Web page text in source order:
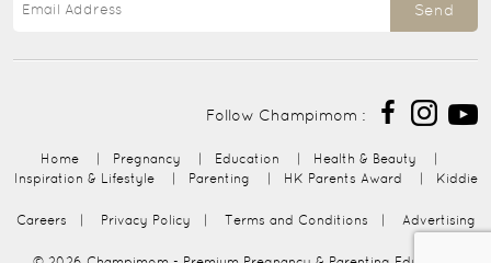
Send
Follow Champimom :
Home Pregnancy Education Health & Beauty
Inspiration & Lifestyle
Parenting HK Parents Award Kiddie
Careers Privacy Policy Terms and Conditions Advertising